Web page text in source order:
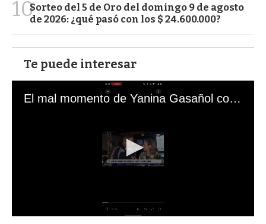
10Sorteo del 5 de Oro del domingo 9 de agosto
de 2026: ¿qué pasó con los $ 24.600.000?
Te puede interesar
El mal momento de Yanina Gasañol con un hincha argentino en "Subrayado"